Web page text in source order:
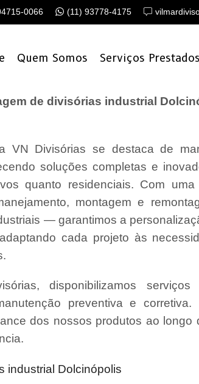
0066 (11) 93778-4175
Quem Somos Serviços Prestados
de divisórias industrial
VN Divisórias se destaca de
soluções completas e
quanto residenciais. Com
montagem e
— garantimos a
cada projeto às
disponibilizamos
preventiva e
dos nossos produtos ao longo
industrial Dolcinópolis